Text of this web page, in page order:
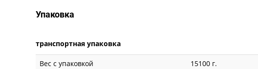
Упаковка
транспортная упаковка
Вес с упаковкой
15100 г.